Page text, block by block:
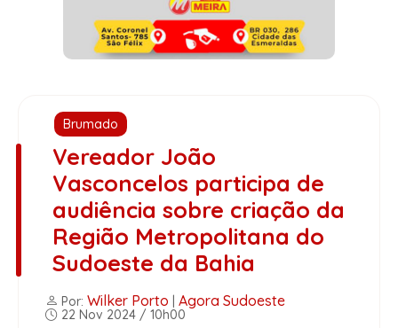
Brumado
Vereador João
Vasconcelos participa de
audiência sobre criação da
Região Metropolitana do
Sudoeste da Bahia
Por: Wilker Porto Agora Sudoeste
22 Nov 2024 / 10h00